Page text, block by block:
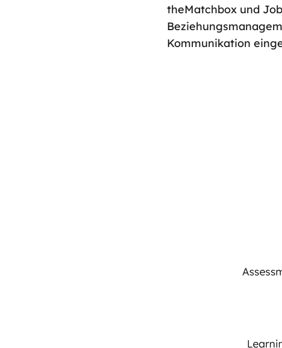
theMatchbox und
Kommunikation